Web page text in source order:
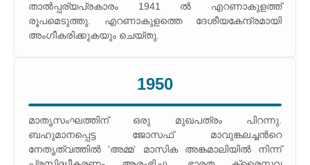
താല്‍പ്പര്യപ്രകാരം 1941 ല്‍ എറണാകുളത്ത്
രൂപമെടുത്തു. എറണാകുളത്തെ ദേശീയകേന്ദ്രമായി
അംഗീകരിക്കുകയും ചെയ്തു.
1950
മാതൃസംഘത്തിന് ഒരു മുഖപത്രം പിറന്നു.
ബഹുമാനപ്പെട്ട ജോസഫ് മാവുങ്കലച്ചന്‍റെ
നേതൃത്വത്തില്‍ 'അമ്മ' മാസിക അങ്കമാലിയില്‍ നിന്ന്